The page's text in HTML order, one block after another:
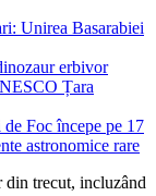
Unirea Basarabiei
erbivor
Țara
Foc începe pe 17
astronomice rare
din trecut, incluzând